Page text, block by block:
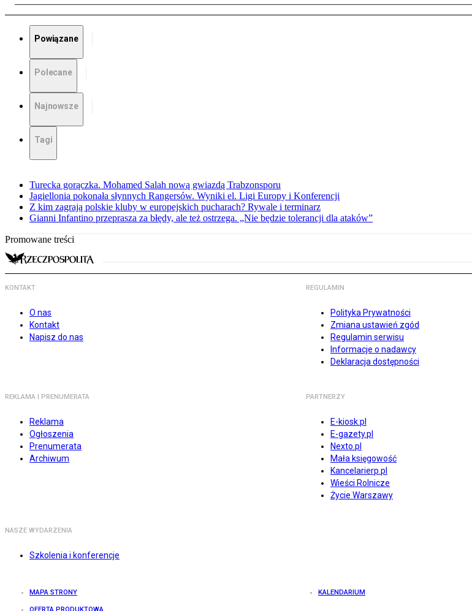
Powiązane
Polecane
Najnowsze
Tagi
Turecka gorączka. Mohamed Salah nową gwiazdą Trabzonsporu
Jagiellonia pokonała słynnych Rangersów. Wyniki el. Ligi Europy i Konferencji
Z kim zagrają polskie kluby w europejskich pucharach? Rywale i terminarz
Gianni Infantino przeprasza za błędy, ale też ostrzega. „Nie będzie tolerancji dla ataków”
Promowane treści
KONTAKT
O nas
Kontakt
Napisz do nas
REGULAMIN
Polityka Prywatności
Zmiana ustawień zgód
Regulamin serwisu
Informacje o nadawcy
Deklaracja dostępności
REKLAMA I PRENUMERATA
Reklama
Ogłoszenia
Prenumerata
Archiwum
PARTNERZY
E-kiosk.pl
E-gazety.pl
Nexto.pl
Mała księgowość
Kancelarierp.pl
Wieści Rolnicze
Życie Warszawy
NASZE WYDARZENIA
Szkolenia i konferencje
MAPA STRONY KALENDARIUM